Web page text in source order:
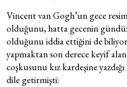
Vincent van Gogh’un gece
olduğunu, hatta gecenin
olduğunu iddia ettiğini de
yapmaktan son derece keyif
coşkusunu kız kardeşine
dile getirmişti: